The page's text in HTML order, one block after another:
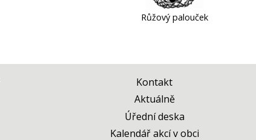
Růžový palouček
Kontakt
Aktuálně
Úřední deska
Kalendář akcí v obci